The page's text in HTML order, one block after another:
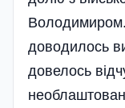
Володимиром.
доводилось
довелось